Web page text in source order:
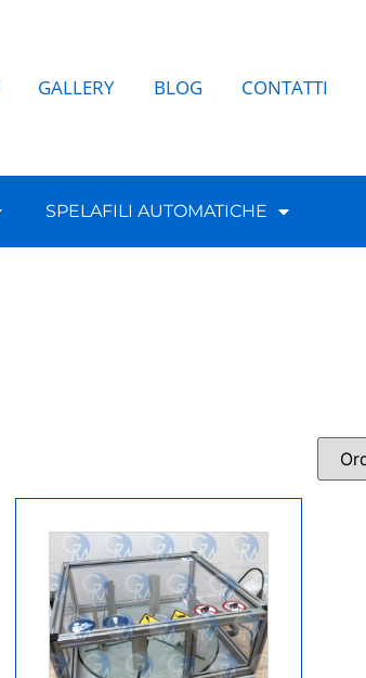
GALLERY BLOG CONTATTI
SPELAFILI AUTOMATICHE